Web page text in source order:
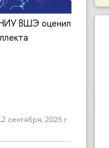
НИУ ВШЭ оценил
сентября, 2025 г.